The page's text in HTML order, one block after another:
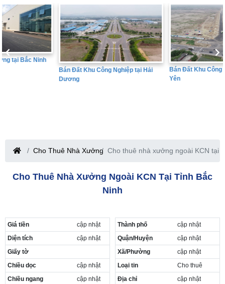
Bán Đất Khu Công Nghiệp tại Hải
Bán Đất Khu Công Nghiệp tại Hưng
Cho Thuê Nhà Xưởng Cho thuê nhà xưởng ngoài KCN tại
Cho Thuê Nhà Xưởng Ngoài KCN Tại Tỉnh Bắc
Ninh
Giá tiền
cập nhật
Diện tích
cập nhật
Giấy tờ
Chiều dọc
cập nhật
Chiều ngang
cập nhật
Thành phố
cập nhật
Quận/Huyện
cập nhật
Xã/Phường
cập nhật
Loại tin
Cho thuê
Địa chỉ
cập nhật